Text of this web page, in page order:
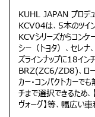
KUHL JAPAN プロデ
KCV04は、5本のツイン
KCVシリーズからコンケ
シー（トヨタ）、セレナ
ズラインナップに18
BRZ(ZC6/ZD8)、ロード
カー・コンパクトカーで
チまで選択できるため、
ヴォーグ】等、幅広い